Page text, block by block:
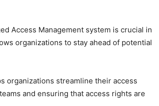
Access⁢ Management system is crucial in
organizations to stay ahead of potential
organizations streamline their ‌access
and ensuring that access rights are